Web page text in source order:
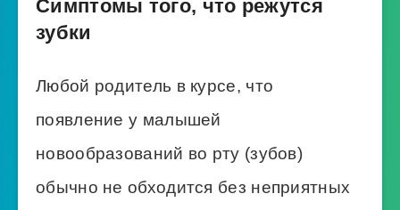
Симптомы того, что режутся
зубки
Любой родитель в курсе, что
появление у малышей
новообразований во рту (зубов)
обычно не обходится без неприятных